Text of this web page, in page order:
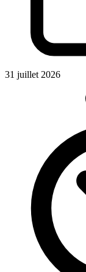
31 juillet 2026